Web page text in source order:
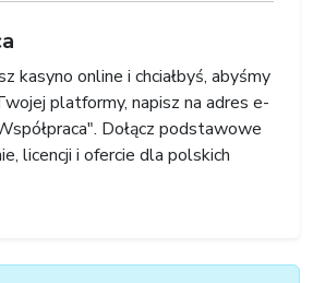
kasyno online i chciałbyś, abyśmy
platformy, napisz na adres e-
Dołącz podstawowe
licencji i ofercie dla polskich